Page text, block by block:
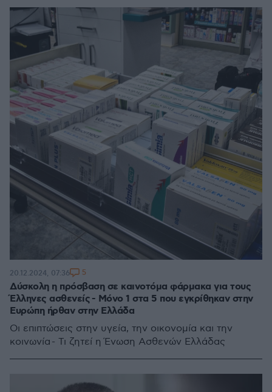
Δύσκολη η πρόσβαση σε καινοτόμα φάρμακα για τους
Έλληνες ασθενείς - Μόνο 1 στα 5 που εγκρίθηκαν στην
Ευρώπη ήρθαν στην Ελλάδα
Οι επιπτώσεις στην υγεία, την οικονομία και την
κοινωνία - Τι ζητεί η Ένωση Ασθενών Ελλάδας
20.12.2024, 07:36 5